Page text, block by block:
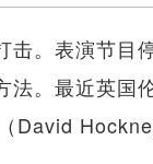
。表演节目
法。最近英国
David